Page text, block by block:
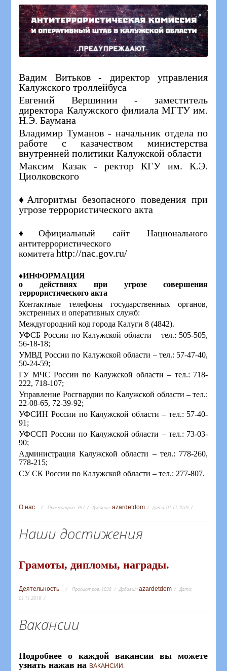
Вадим Витьков - директор управления
Калужского троллейбуса
Евгений Вершинин - заместитель
директора Калужского филиала МГТУ им.
Н.Э. Баумана
Владимир Туманов - начальник отдела по
работе с казачеством министерства
внутренней политики Калужской области
Максим Казак - ректор КГУ им. К.Э.
Циолковского
♦Алгоритмы безопасного поведения при
угрозе террористического акта
♦ Официальный сайт Национального
антитеррористического
комитета http://nac.gov.ru/
♦ИНФОРМАЦИЯ
о действиях при угрозе совершения
террористического акта
Контактные телефоны государственных органов,
экстренных и оперативных служб:
Междугородний код города Калуги 8 (4842).
УФСБ России по Калужской области – тел.: 505-505,
56-18-18;
УМВД России по Калужской области – тел.: 57-47-40,
50-24-59;
ГУ МЧС России по Калужской области – тел.: 718-
222, 718-107;
Управление Росгвардии по Калужской области – тел.:
22-08-65, 72-39-92;
УФСИН России по Калужской области – тел.: 57-40-
91;
УФССП России по Калужской области – тел.: 73-03-
90;
Администрация Калужской области – тел.: 778-260,
778-215;
СУ СК России по Калужской области – тел.: 277-807.
О нас Просмотров: 387 Добавил:azardetdom Дата:01.11.2019
Наши достижения
Грамоты, дипломы, награды.
Деятельность Просмотров: 1038 Добавил:azardetdom
Дата:
01.11.2019
Вакансии
Подробнее о каждой вакансии вы можете
узнать нажав на ВАКАНСИИ.